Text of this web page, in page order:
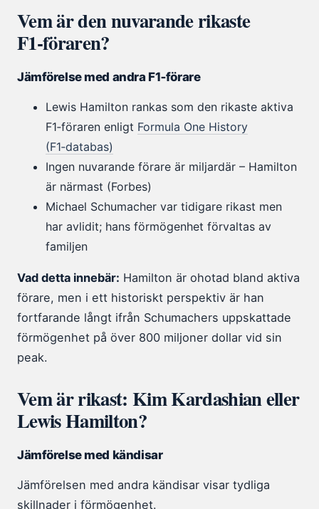
Vem är den nuvarande rikaste
F1‑föraren?
Jämförelse med andra F1‑förare
Lewis Hamilton rankas som den rikaste aktiva
F1‑föraren enligt Formula One History
(F1‑databas)
Ingen nuvarande förare är miljardär – Hamilton
är närmast (Forbes)
Michael Schumacher var tidigare rikast men
har avlidit; hans förmögenhet förvaltas av
familjen
Vad detta innebär: Hamilton är ohotad bland aktiva
förare, men i ett historiskt perspektiv är han
fortfarande långt ifrån Schumachers uppskattade
förmögenhet på över 800 miljoner dollar vid sin
peak.
Vem är rikast: Kim Kardashian eller
Lewis Hamilton?
Jämförelse med kändisar
Jämförelsen med andra kändisar visar tydliga
skillnader i förmögenhet.